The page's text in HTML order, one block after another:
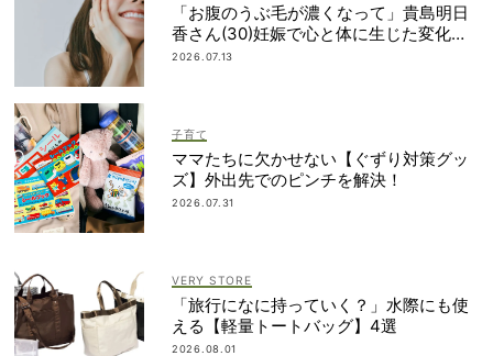
「お腹のうぶ毛が濃くなって」貴島明日
香さん(30)妊娠で心と体に生じた変化も
「愛しいです」
2026.07.13
子育て
ママたちに欠かせない【ぐずり対策グッ
ズ】外出先でのピンチを解決！
2026.07.31
VERY STORE
「旅行になに持っていく？」水際にも使
える【軽量トートバッグ】4選
2026.08.01